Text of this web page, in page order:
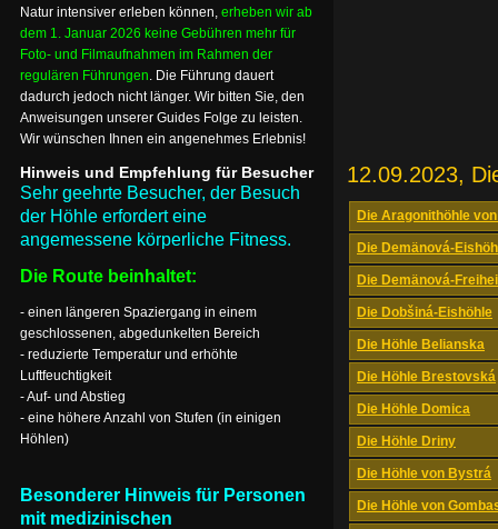
12.09.2023,
Die Aragonithöhle
Die Demänová-
Die Demänová-
Die Dobšiná-Eishöhle
Die Höhle Belianska
Die Höhle Brestovská
Die Höhle Domica
Die Höhle Driny
Die Höhle von Bystrá
Die Höhle von
Natur intensiver erleben können, erheben wir ab
dem 1. Januar 2026 keine Gebühren mehr für
Foto- und Filmaufnahmen im Rahmen der
regulären Führungen. Die Führung dauert
dadurch jedoch nicht länger. Wir bitten Sie, den
Anweisungen unserer Guides Folge zu leisten.
Wir wünschen Ihnen ein angenehmes Erlebnis!
Hinweis und Empfehlung für Besucher
Sehr geehrte Besucher, der Besuch
der Höhle erfordert eine
angemessene körperliche Fitness.
Die Route beinhaltet:
- einen längeren Spaziergang in einem
geschlossenen, abgedunkelten Bereich
- reduzierte Temperatur und erhöhte
Luftfeuchtigkeit
- Auf- und Abstieg
- eine höhere Anzahl von Stufen (in einigen
Höhlen)
Besonderer Hinweis für Personen
mit medizinischen